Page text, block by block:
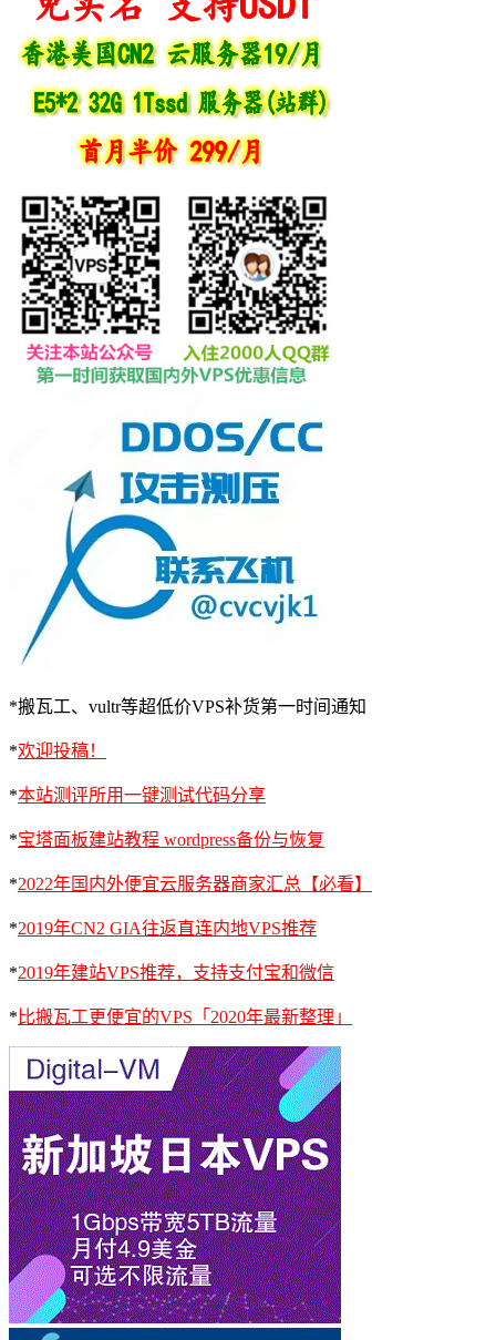
*搬瓦工、vultr等超低价VPS补货第一时间通知
*欢迎投稿！
*本站测评所用一键测试代码分享
*宝塔面板建站教程 wordpress备份与恢复
*2022年国内外便宜云服务器商家汇总【必看】
*2019年CN2 GIA往返直连内地VPS推荐
*2019年建站VPS推荐，支持支付宝和微信
* 比搬瓦工更便宜的VPS「2020年最新整理」